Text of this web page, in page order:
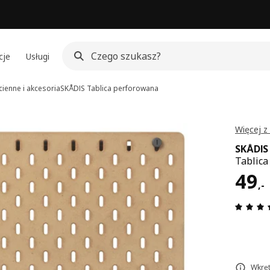
Usługi
i akcesoriaSKÅDIS Tablica perforowana
Więcej z
SKÅDIS
49,-